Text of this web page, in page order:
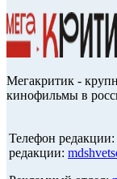
Мегакритик -
кинофильмы в
Телефон редакции:
редакции: